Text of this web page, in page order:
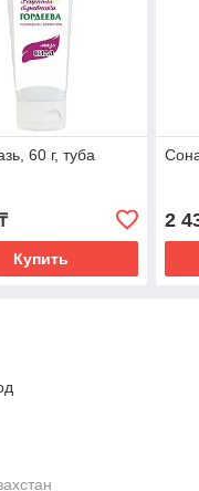
60 г, туба
Купить
2